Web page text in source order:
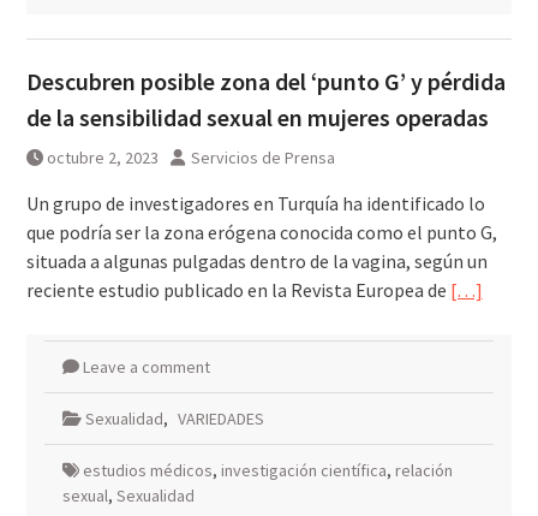
Descubren posible zona del ‘punto G’ y pérdida
de la sensibilidad sexual en mujeres operadas
octubre 2, 2023 Servicios de Prensa
Un grupo de investigadores en Turquía ha identificado lo
que podría ser la zona erógena conocida como el punto G,
situada a algunas pulgadas dentro de la vagina, según un
reciente estudio publicado en la Revista Europea de […]
Leave a comment
Sexualidad, VARIEDADES
estudios médicos, investigación científica, relación
sexual, Sexualidad